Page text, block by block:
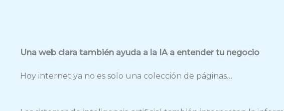
Una web clara también ayuda a la IA a entender tu negocio
Hoy internet ya no es solo una colección de páginas…